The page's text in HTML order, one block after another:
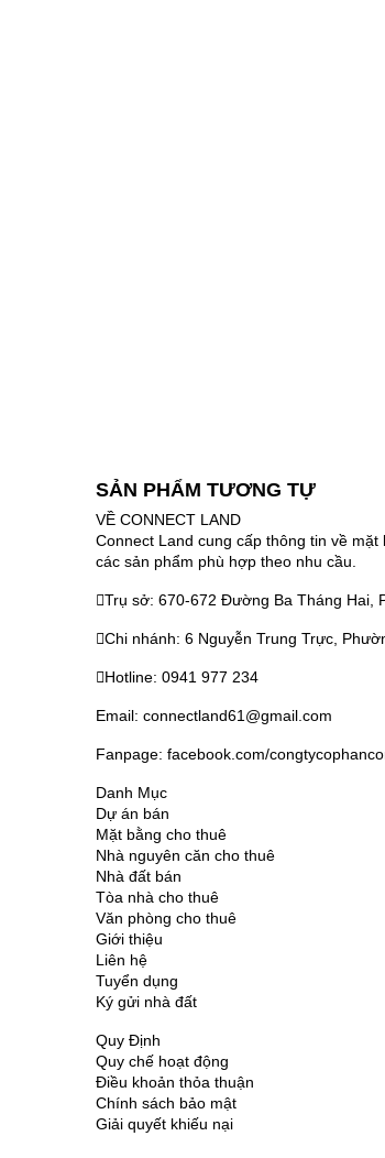
SẢN PHẨM TƯƠNG TỰ
VỀ CONNECT LAND
Connect Land cung cấp thông tin về
các sản phẩm phù hợp theo nhu cầu.
Trụ sở: 670-672 Đường Ba Tháng Hai,
Chi nhánh: 6 Nguyễn Trung Trực,
Hotline: 0941 977 234
Email: connectland61@gmail.com
Fanpage: facebook.com/
Danh Mục
Dự án bán
Mặt bằng cho thuê
Nhà nguyên căn cho thuê
Nhà đất bán
Tòa nhà cho thuê
Văn phòng cho thuê
Giới thiệu
Liên hệ
Tuyển dụng
Ký gửi nhà đất
Quy Định
Quy chế hoạt động
Điều khoản thỏa thuận
Chính sách bảo mật
Giải quyết khiếu nại